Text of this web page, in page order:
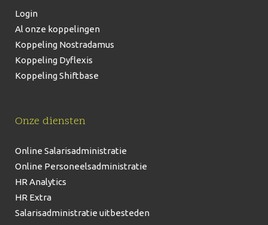
Login
Al onze koppelingen
Koppeling Nostradamus
Koppeling Dyflexis
Koppeling Shiftbase
Onze diensten
Online Salarisadministratie
Online Personeelsadministratie
HR Analytics
HR Extra
Salarisadministratie uitbesteden